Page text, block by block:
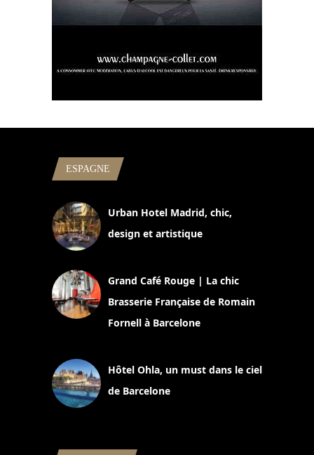
ESPAGNE
Urban Hotel Madrid, chic,
design et artistique
Grand Café Rouge | La chic
Brasserie Française de Romain
Fornell à Barcelone
Hôtel Ohla, un must dans le ciel
de Barcelone